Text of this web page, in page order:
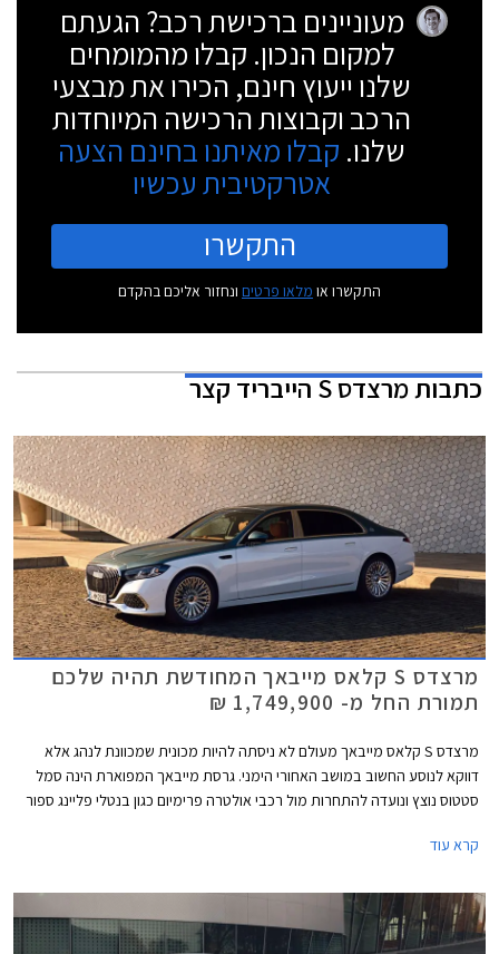
מעוניינים ברכישת רכב? הגעתם
למקום הנכון. קבלו מהמומחים
שלנו ייעוץ חינם, הכירו את מבצעי
הרכב וקבוצות הרכישה המיוחדות
שלנו. קבלו מאיתנו בחינם הצעה
אטרקטיבית עכשיו
התקשרו
התקשרו או מלאו פרטים ונחזור אליכם בהקדם
כתבותמרצדס S הייבריד קצר
מרצדס S קלאס מייבאך המחודשת תהיה שלכם
תמורת החל מ- 1,749,900 ₪
מרצדס S קלאס מייבאך מעולם לא ניסתה להיות מכונית שמכוונת לנהג אלא
דווקא לנוסע החשוב במושב האחורי הימני. גרסת מייבאך המפוארת הינה סמל
סטטוס נוצץ ונועדה להתחרות מול רכבי אולטרה פרימיום כגון בנטלי פליינג ספור
פנים המלטשת את המתכון המוכר ומבטיחה ניתוק מוחלט מהפקקים שבחוץ.
כואבת ממנוע ה- V12 המיתולוגי בגרסה הבכירה לטובת מנוע V8 - אילוץ של
תקנות זיהום האוויר. הדגם ישווק בשתי גרסאות במחיר התחלתי של 1,749,900
₪.
קרא עוד